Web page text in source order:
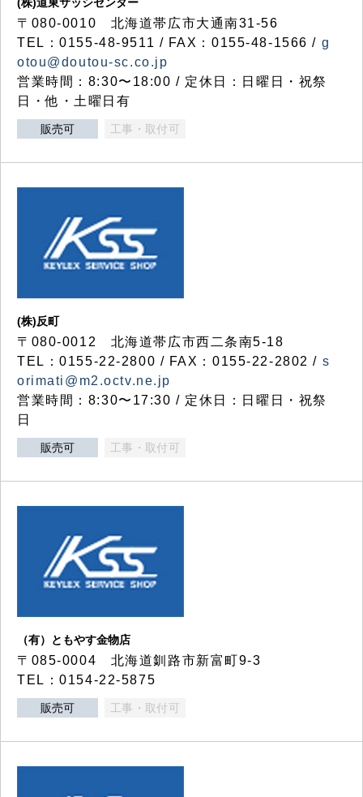
〒080-0010 北海道帯広市大通南31-56
TEL：0155-48-9511 / FAX：0155-48-1566 / g
otou@doutou-sc.co.jp
営業時間：8:30〜18:00 / 定休日：日曜日・祝祭
日・他・土曜日有
販売可 工事・取付可
(株)反町
〒080-0012 北海道帯広市西二条南5-18
TEL：0155-22-2800 / FAX：0155-22-2802 / s
orimati@m2.octv.ne.jp
営業時間：8:30〜17:30 / 定休日：日曜日・祝祭
日
販売可 工事・取付可
（有）ともやす金物店
〒085-0004 北海道釧路市新富町9-3
TEL：0154-22-5875
販売可 工事・取付可